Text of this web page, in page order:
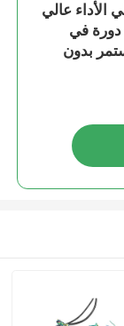
الأداء عالي
السرعة 1000-4000 دورة في
بدون